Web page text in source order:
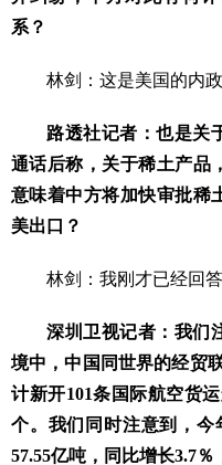
系？
林剑：这是美国的内政
路透社记者：也是关
通话后称，关于稀土产品
意味着中方将加快审批稀
美出口？
林剑：我刚才已经回
深圳卫视记者：我们
境中，中国同世界的经贸
计新开101条国际航空货
个。我们同时注意到，
57.55亿吨，同比增长3.7％